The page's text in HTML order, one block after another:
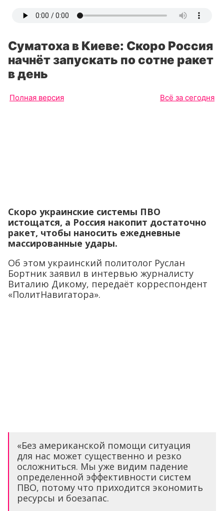
Суматоха в Киеве: Скоро Россия
начнёт запускать по сотне ракет
в день
Полная версия Всё за сегодня
Скоро украинские системы ПВО
истощатся, а Россия накопит достаточно
ракет, чтобы наносить ежедневные
массированные удары.
Об этом украинский политолог Руслан
Бортник заявил в интервью журналисту
Виталию Дикому, передаёт корреспондент
«ПолитНавигатора».
«Без американской помощи ситуация
для нас может существенно и резко
осложниться. Мы уже видим падение
определенной эффективности систем
ПВО, потому что приходится экономить
ресурсы и боезапас.